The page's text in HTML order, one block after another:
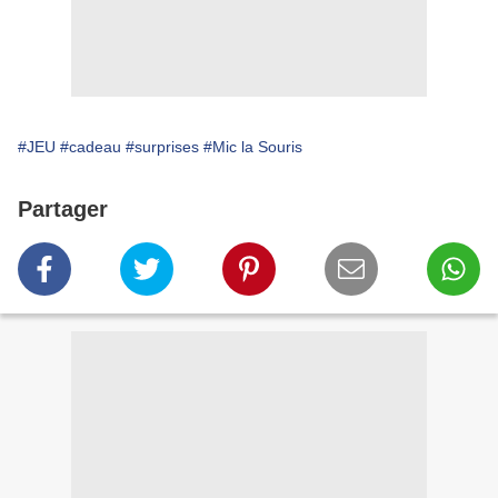
#JEU #cadeau #surprises #Mic la Souris
Partager